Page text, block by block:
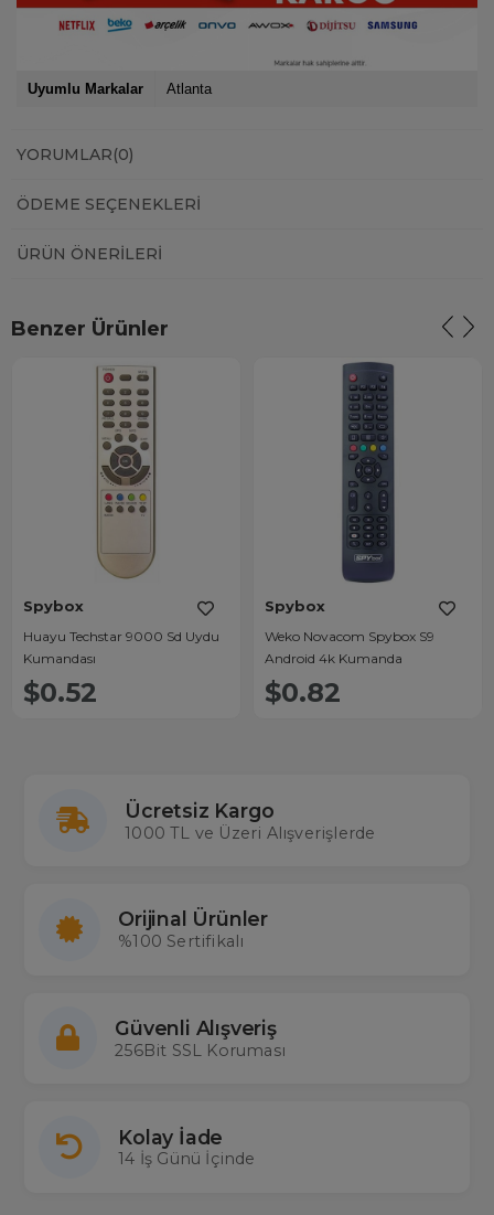
Uyumlu Markalar Atlanta
YORUMLAR(0)
ÖDEME SEÇENEKLERI
ÜRÜN ÖNERILERI
Benzer Ürünler
Spybox
Huayu Techstar 9000 Sd Uydu
Kumandası
$0.52
Spybox
Weko Novacom Spybox S9
Android 4k Kumanda
$0.82
Ücretsiz Kargo
1000 TL ve Üzeri Alışverişlerde
Orijinal Ürünler
%100 Sertifikalı
Güvenli Alışveriş
256Bit SSL Koruması
Kolay İade
14 İş Günü İçinde